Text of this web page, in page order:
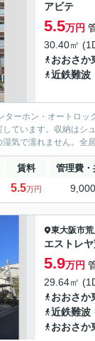
アビテ
5.5万円
30.40㎡
おおさか
近鉄難波
ターホン・オートロ
ています。収納はシ
気で濡れません。全
賃料 管理費・
5.5万円
東大阪市荒
エストレヤ
5.9万円
29.64㎡
おおさか
近鉄難波
おおさか